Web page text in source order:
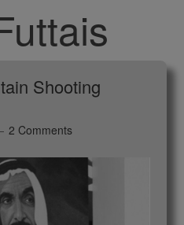
Shooting
2 Comments